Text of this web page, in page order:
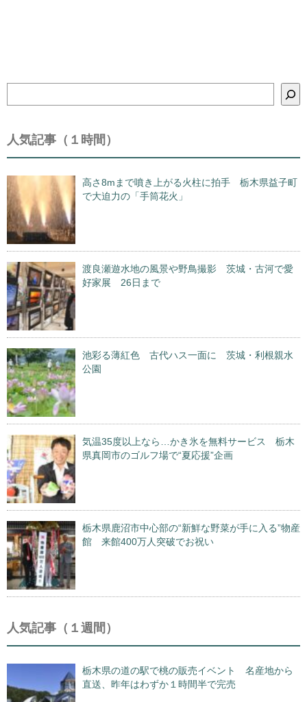
索
人気記事（１時間）
高さ8mまで噴き上がる火柱に拍手 栃木県益子町
で大迫力の「手筒花火」
渡良瀬遊水地の風景や野鳥撮影 茨城・古河で愛
好家展 26日まで
池彩る薄紅色 古代ハス一面に 茨城・利根親水
公園
気温35度以上なら…かき氷を無料サービス 栃木
県真岡市のゴルフ場で“夏応援”企画
栃木県鹿沼市中心部の“新鮮な野菜が手に入る”物産
館 来館400万人突破でお祝い
人気記事（１週間）
栃木県の道の駅で桃の販売イベント 名産地から
直送、昨年はわずか１時間半で完売